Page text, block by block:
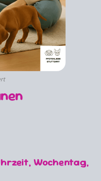
Wochentag,